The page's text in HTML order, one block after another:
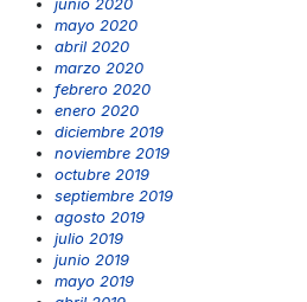
mayo 2020
abril 2020
marzo 2020
febrero 2020
enero 2020
diciembre 2019
noviembre 2019
octubre 2019
septiembre 2019
agosto 2019
julio 2019
junio 2019
mayo 2019